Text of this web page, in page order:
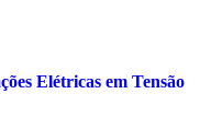
Elétricas em Tensão